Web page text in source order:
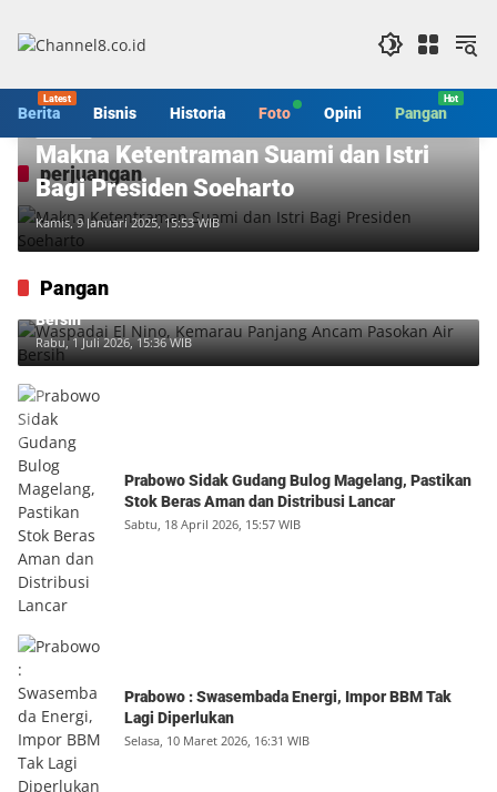
konten
Berita Bisnis Historia Foto Opini Pangan
perjuangan
Makna Ketentraman Suami dan Istri
Bagi Presiden Soeharto
Kamis, 9 Januari 2025, 15:53 WIB
Pangan
Waspadai El Nino, Kemarau Panjang Ancam Pasokan Air
Bersih
Rabu, 1 Juli 2026, 15:36 WIB
Prabowo Sidak Gudang Bulog Magelang, Pastikan
Stok Beras Aman dan Distribusi Lancar
Sabtu, 18 April 2026, 15:57 WIB
Prabowo : Swasembada Energi, Impor BBM Tak
Lagi Diperlukan
Selasa, 10 Maret 2026, 16:31 WIB